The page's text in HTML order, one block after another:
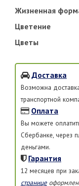
Жизненная
Цветение
Цветы
Доставка
Возможна
транспортной
Оплата
Вы можете
Сбербанке, через
деньгами.
Гарантия
12 месяцев при
странице